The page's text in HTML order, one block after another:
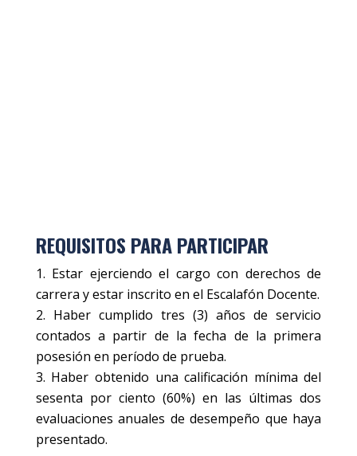
REQUISITOS PARA PARTICIPAR
Estar ejerciendo el cargo con derechos de
carrera y estar inscrito en el Escalafón Docente.
Haber cumplido tres (3) años de servicio
contados a partir de la fecha de la primera
posesión en período de prueba.
Haber obtenido una calificación mínima del
sesenta por ciento (60%) en las últimas dos
evaluaciones anuales de desempeño que haya
presentado.